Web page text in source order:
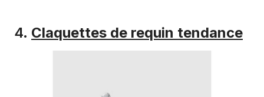
4. Claquettes de requin tendance